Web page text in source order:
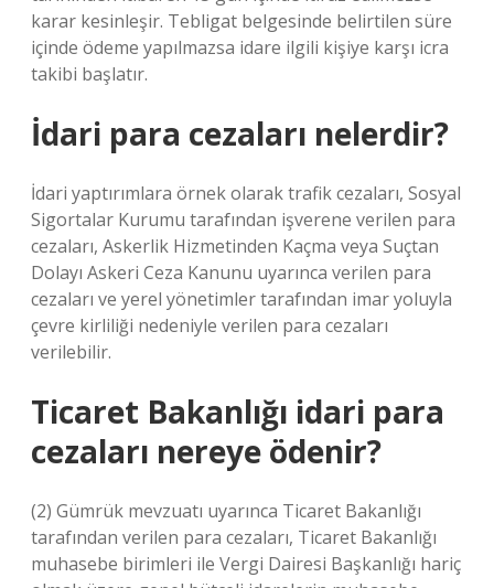
karar kesinleşir. Tebligat belgesinde belirtilen süre
içinde ödeme yapılmazsa idare ilgili kişiye karşı icra
takibi başlatır.
İdari para cezaları nelerdir?
İdari yaptırımlara örnek olarak trafik cezaları, Sosyal
Sigortalar Kurumu tarafından işverene verilen para
cezaları, Askerlik Hizmetinden Kaçma veya Suçtan
Dolayı Askeri Ceza Kanunu uyarınca verilen para
cezaları ve yerel yönetimler tarafından imar yoluyla
çevre kirliliği nedeniyle verilen para cezaları
verilebilir.
Ticaret Bakanlığı idari para
cezaları nereye ödenir?
(2) Gümrük mevzuatı uyarınca Ticaret Bakanlığı
tarafından verilen para cezaları, Ticaret Bakanlığı
muhasebe birimleri ile Vergi Dairesi Başkanlığı hariç